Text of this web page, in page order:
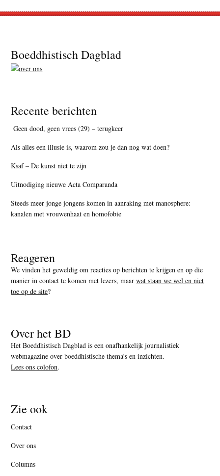
Footer
Boeddhistisch Dagblad
Recente berichten
Geen dood, geen vrees (29) – terugkeer
Als alles een illusie is, waarom zou je dan nog wat doen?
Ksaf – De kunst niet te zijn
Uitnodiging nieuwe Acta Comparanda
Steeds meer jonge jongens komen in aanraking met manosphere:
kanalen met vrouwenhaat en homofobie
Reageren
We vinden het geweldig om reacties op berichten te krijgen en op die
manier in contact te komen met lezers, maarwat staan we wel en niet
toe op de site?
Over het BD
Het Boeddhistisch Dagblad is een onafhankelijk journalistiek
webmagazine over boeddhistische thema’s en inzichten.
Lees ons colofon.
Zie ook
Contact
Over ons
Columns